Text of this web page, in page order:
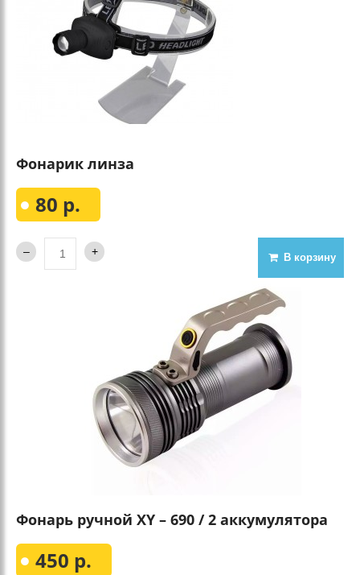
Фонарик линза
80 р.
В корзину
Фонарь ручной XY – 690 / 2 аккумулятора
450 р.